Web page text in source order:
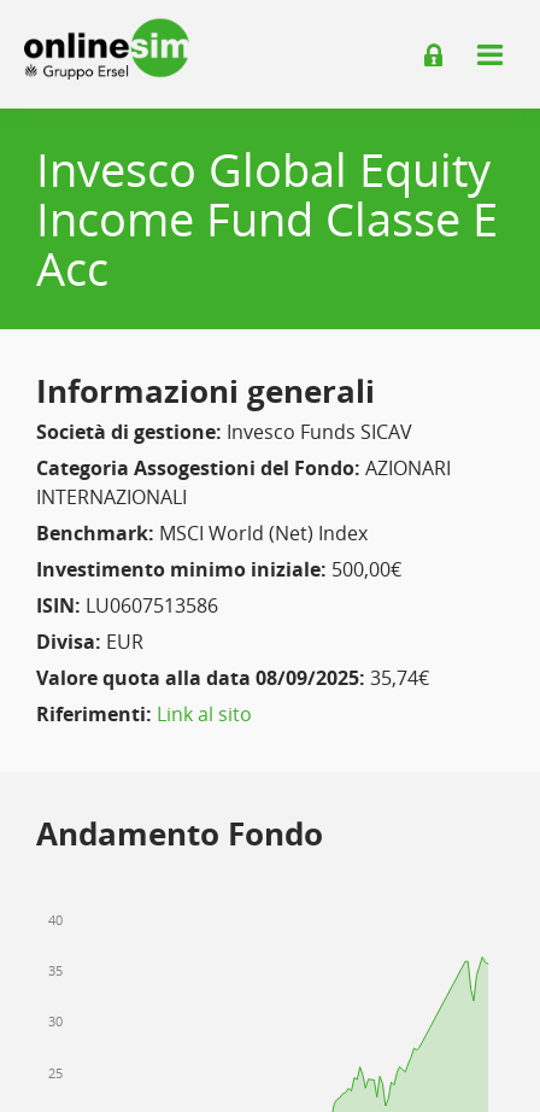
Invesco Global Equity
Income Fund Classe E
Acc
Informazioni generali
Società di gestione: Invesco Funds SICAV
Categoria Assogestioni del Fondo: AZIONARI
INTERNAZIONALI
Benchmark: MSCI World (Net) Index
Investimento minimo iniziale: 500,00€
ISIN: LU0607513586
Divisa: EUR
Valore quota alla data 08/09/2025: 35,74€
Riferimenti: Link al sito
Andamento Fondo
25
30
35
40